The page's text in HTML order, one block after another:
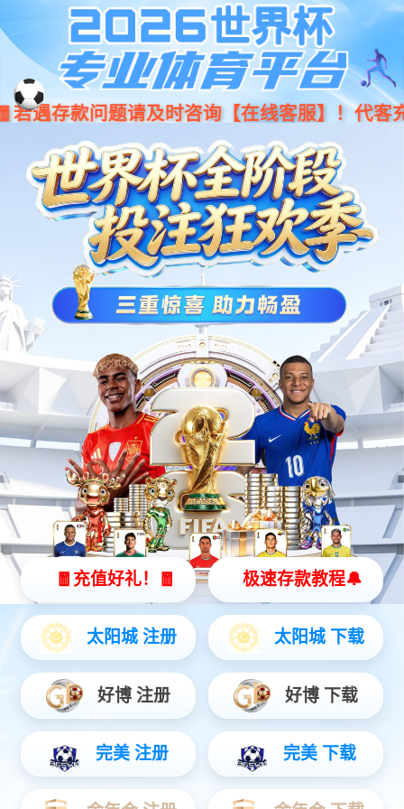
加入我们 公司通联
联系电话
400-775-8258
地址
广州市白云区上下九街4号数码科技广场
邮箱
www@